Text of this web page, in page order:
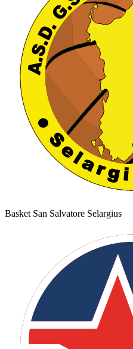
Basket San Salvatore Selargius